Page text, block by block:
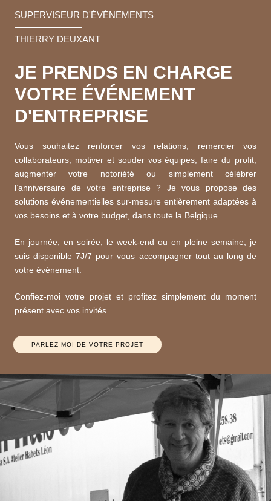
SUPERVISEUR D'ÉVÉNEMENTS
THIERRY DEUXANT
JE PRENDS EN CHARGE
VOTRE ÉVÉNEMENT
D'ENTREPRISE
Vous souhaitez renforcer vos relations, remercier vos
collaborateurs, motiver et souder vos équipes, faire du profit,
augmenter votre notoriété ou simplement célébrer
l’anniversaire de votre entreprise ? Je vous propose des
solutions événementielles sur-mesure entièrement adaptées à
vos besoins et à votre budget, dans toute la Belgique.
En journée, en soirée, le week-end ou en pleine semaine, je
suis disponible 7J/7 pour vous accompagner tout au long de
votre événement.
Confiez-moi votre projet et profitez simplement du moment
présent avec vos invités.
PARLEZ-MOI DE VOTRE PROJET